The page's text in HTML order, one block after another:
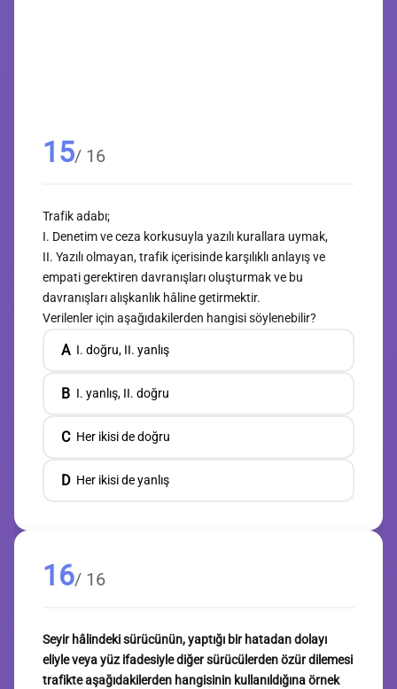
15/ 16
Trafik adabı;
I. Denetim ve ceza korkusuyla yazılı kurallara uymak,
II. Yazılı olmayan, trafik içerisinde karşılıklı anlayış ve
empati gerektiren davranışları oluşturmak ve bu
davranışları alışkanlık hâline getirmektir.
Verilenler için aşağıdakilerden hangisi söylenebilir?
A I. doğru, II. yanlış
B I. yanlış, II. doğru
C Her ikisi de doğru
D Her ikisi de yanlış
16/ 16
Seyir hâlindeki sürücünün, yaptığı bir hatadan dolayı
eliyle veya yüz ifadesiyle diğer sürücülerden özür dilemesi
trafikte aşağıdakilerden hangisinin kullanıldığına örnek